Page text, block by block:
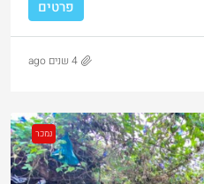
פרטים
4 שנים ago
נמכר